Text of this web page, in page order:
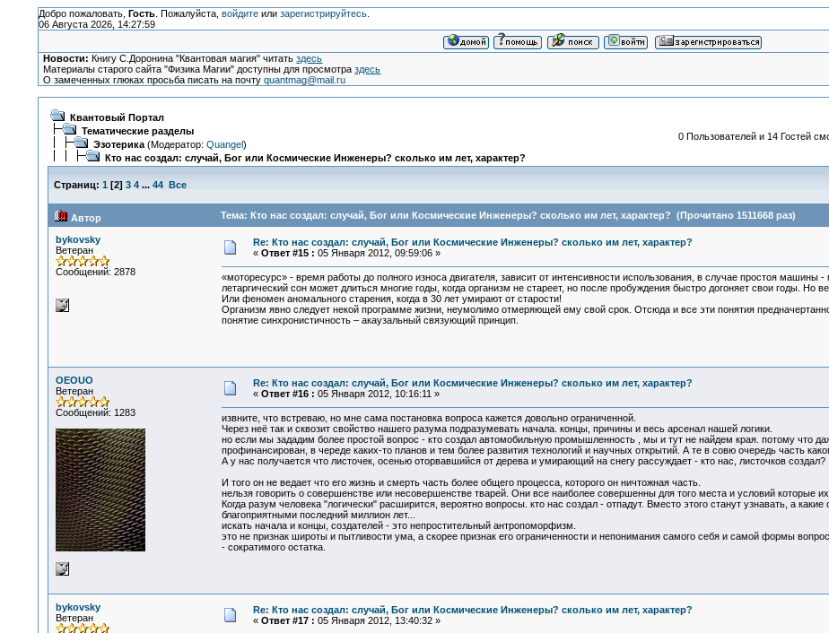
Добро пожаловать, Гость. Пожалуйста, войдитеили зарегистрируйтесь.
06 Августа 2026, 14:27:59
Новости: Книгу С.Доронина "Квантовая магия" читатьздесь
Материалы старого сайта "Физика Магии" доступны для просмотраздесь
О замеченных глюках просьба писать на почтуquantmag@mail.ru
Квантовый Портал
Тематические разделы
Эзотерика(Модератор: Quangel)
Кто нас создал: случай, Бог или Космические Инженеры? сколько им лет, характер?
0 Пользователей и 14 Гостей
Страниц: 1 [2] 3 4 ... 44 Все
Автор Тема: Кто нас создал: случай, Бог или Космические Инженеры? сколько им лет, характер? (Прочитано 1511668 раз)
bykovsky
Ветеран
Сообщений: 2878
Re: Кто нас создал: случай, Бог или Космические Инженеры? сколько им лет, характер?
« Ответ #15 : 05 Января 2012, 09:59:06 »
«моторесурс» - время работы до полного износа двигателя, зависит от интенсивности использования, в случае простоя машины
летаргический сон может длиться многие годы, когда организм не стареет, но после пробуждения быстро догоняет свои годы. Но
Или феномен аномального старения, когда в 30 лет умирают от старости!
Организм явно следует некой программе жизни, неумолимо отмеряющей ему свой срок. Отсюда и все эти понятия
понятие синхронистичность – акаузальный связующий принцип.
OEOUO
Ветеран
Сообщений: 1283
Re: Кто нас создал: случай, Бог или Космические Инженеры? сколько им лет, характер?
« Ответ #16 : 05 Января 2012, 10:16:11 »
извните, что встреваю, но мне сама постановка вопроса кажется довольно ограниченной.
Через неё так и сквозит свойство нашего разума подразумевать начала. концы, причины и весь арсенал нашей логики.
но если мы зададим более простой вопрос - кто создал автомобильную промышленность , мы и тут не найдем края. потому что
профинансирован, в череде каких-то планов и тем более развития технологий и научных открытий. А те в совю очередь часть
А у нас получается что листочек, осенью оторвавшийся от дерева и умирающий на снегу рассуждает - кто нас, листочков создал?
И того он не ведает что его жизнь и смерть часть более общего процесса, которого он ничтожная часть.
нельзя говорить о совершенстве или несовершенстве тварей. Они все наиболее совершенны для того места и условий которые их
Когда разум человека "логически" расширится, вероятно вопросы. кто нас создал - отпадут. Вместо этого станут узнавать, а
благоприятными последний миллион лет...
искать начала и концы, создателей - это непростительный антропоморфизм.
это не признак широты и пытливости ума, а скорее признак его ограниченности и непонимания самого себя и самой формы
- сократимого остатка.
bykovsky
Ветеран
Re: Кто нас создал: случай, Бог или Космические Инженеры? сколько им лет, характер?
« Ответ #17 : 05 Января 2012, 13:40:32 »